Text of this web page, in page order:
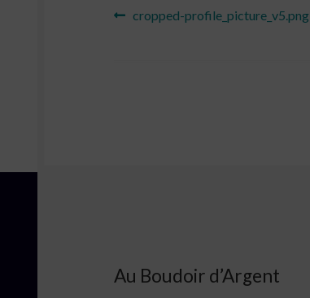
Navigation
Article
cropped-profile_picture_v5.png
Au Boudoir d’Argent